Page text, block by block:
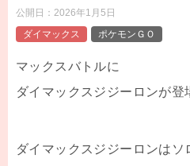
公開日： 2026年1月5日
ダイマックス
ポケモンＧＯ
マックスバトルに
ダイマックスジジーロンが登
ダイマックスジジーロンはソ